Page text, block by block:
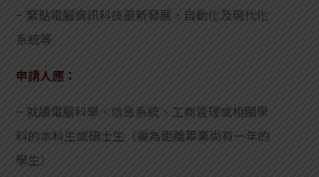
– 緊貼電腦資訊科技最新發展，自動化及現代化
系統等
申請人應：
– 就讀電腦科學、信息系統、工商管理或相關學
科的本科生或碩士生（需為距離畢業尚有一年的
學生）